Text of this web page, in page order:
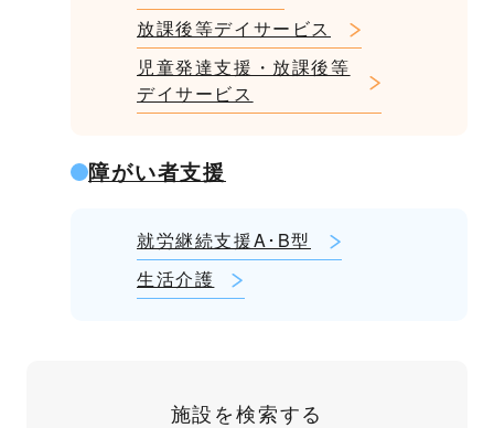
放課後等デイサービス
児童発達支援・放課後等
デイサービス
障がい者支援
就労継続支援A･B型
生活介護
施設を検索する